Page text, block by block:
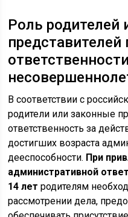
Роль родителей
представителей
ответственности
В соответствии с
родители или законные
ответственность за
достигших возраста
дееспособности. При
административной
14 лет родителям
рассмотрении дела,